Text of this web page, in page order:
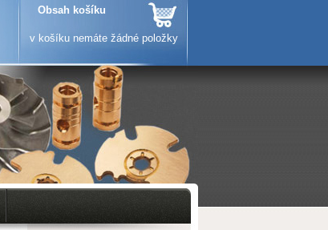
Obsah košíku
v košíku nemáte žádné položky